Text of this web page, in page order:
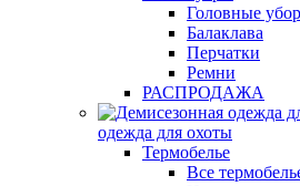
Головные
Балаклава
Перчатки
Ремни
РАСПРОДАЖА
одежда для охоты
Термобелье
Все